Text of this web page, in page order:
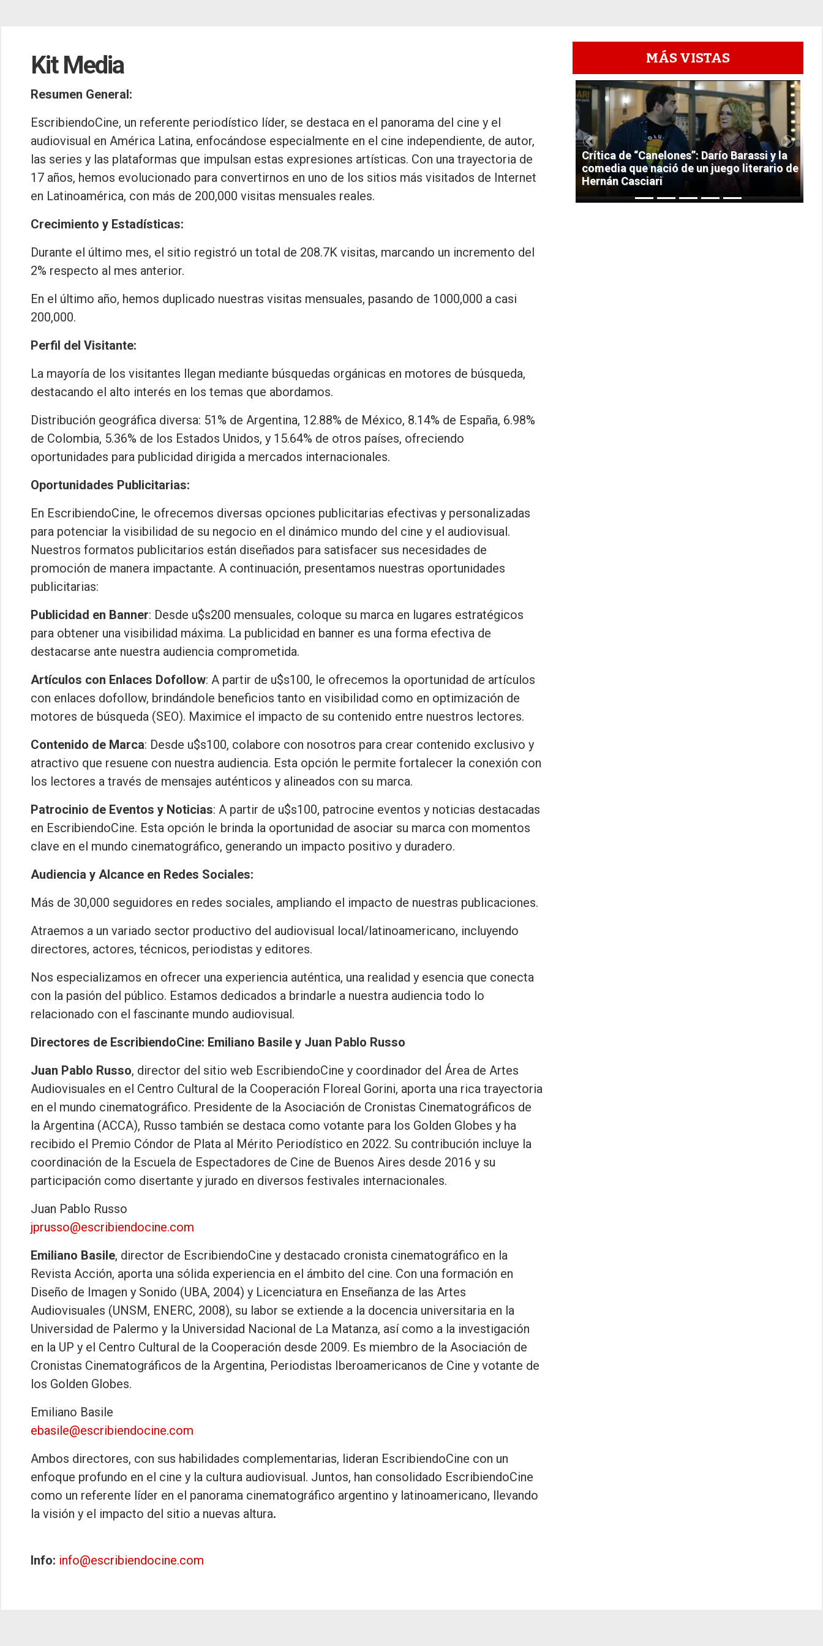
Kit Media
Resumen General:
EscribiendoCine, un referente periodístico líder, se destaca en el panorama del cine y el
audiovisual en América Latina, enfocándose especialmente en el cine independiente, de autor,
las series y las plataformas que impulsan estas expresiones artísticas. Con una trayectoria de
17 años, hemos evolucionado para convertirnos en uno de los sitios más visitados de Internet
en Latinoamérica, con más de 200,000 visitas mensuales reales.
Crecimiento y Estadísticas:
Durante el último mes, el sitio registró un total de 208.7K visitas, marcando un incremento del
2% respecto al mes anterior.
En el último año, hemos duplicado nuestras visitas mensuales, pasando de 1000,000 a casi
200,000.
Perfil del Visitante:
La mayoría de los visitantes llegan mediante búsquedas orgánicas en motores de búsqueda,
destacando el alto interés en los temas que abordamos.
Distribución geográfica diversa: 51% de Argentina, 12.88% de México, 8.14% de España, 6.98%
de Colombia, 5.36% de los Estados Unidos, y 15.64% de otros países, ofreciendo
oportunidades para publicidad dirigida a mercados internacionales.
Oportunidades Publicitarias:
En EscribiendoCine, le ofrecemos diversas opciones publicitarias efectivas y personalizadas
para potenciar la visibilidad de su negocio en el dinámico mundo del cine y el audiovisual.
Nuestros formatos publicitarios están diseñados para satisfacer sus necesidades de
promoción de manera impactante. A continuación, presentamos nuestras oportunidades
publicitarias:
Publicidad en Banner: Desde u$s200 mensuales, coloque su marca en lugares estratégicos
para obtener una visibilidad máxima. La publicidad en banner es una forma efectiva de
destacarse ante nuestra audiencia comprometida.
Artículos con Enlaces Dofollow: A partir de u$s100, le ofrecemos la oportunidad de artículos
con enlaces dofollow, brindándole beneficios tanto en visibilidad como en optimización de
motores de búsqueda (SEO). Maximice el impacto de su contenido entre nuestros lectores.
Contenido de Marca: Desde u$s100, colabore con nosotros para crear contenido exclusivo y
atractivo que resuene con nuestra audiencia. Esta opción le permite fortalecer la conexión con
los lectores a través de mensajes auténticos y alineados con su marca.
Patrocinio de Eventos y Noticias: A partir de u$s100, patrocine eventos y noticias destacadas
en EscribiendoCine. Esta opción le brinda la oportunidad de asociar su marca con momentos
clave en el mundo cinematográfico, generando un impacto positivo y duradero.
Audiencia y Alcance en Redes Sociales:
Más de 30,000 seguidores en redes sociales, ampliando el impacto de nuestras publicaciones.
Atraemos a un variado sector productivo del audiovisual local/latinoamericano, incluyendo
directores, actores, técnicos, periodistas y editores.
Nos especializamos en ofrecer una experiencia auténtica, una realidad y esencia que conecta
con la pasión del público. Estamos dedicados a brindarle a nuestra audiencia todo lo
relacionado con el fascinante mundo audiovisual.
Directores de EscribiendoCine: Emiliano Basile y Juan Pablo Russo
Juan Pablo Russo, director del sitio web EscribiendoCine y coordinador del Área de Artes
Audiovisuales en el Centro Cultural de la Cooperación Floreal Gorini, aporta una rica trayectoria
en el mundo cinematográfico. Presidente de la Asociación de Cronistas Cinematográficos de
la Argentina (ACCA), Russo también se destaca como votante para los Golden Globes y ha
recibido el Premio Cóndor de Plata al Mérito Periodístico en 2022. Su contribución incluye la
coordinación de la Escuela de Espectadores de Cine de Buenos Aires desde 2016 y su
participación como disertante y jurado en diversos festivales internacionales.
Juan Pablo Russo
jprusso@escribiendocine.com
Emiliano Basile, director de EscribiendoCine y destacado cronista cinematográfico en la
Revista Acción, aporta una sólida experiencia en el ámbito del cine. Con una formación en
Diseño de Imagen y Sonido (UBA, 2004) y Licenciatura en Enseñanza de las Artes
Audiovisuales (UNSM, ENERC, 2008), su labor se extiende a la docencia universitaria en la
Universidad de Palermo y la Universidad Nacional de La Matanza, así como a la investigación
en la UP y el Centro Cultural de la Cooperación desde 2009. Es miembro de la Asociación de
Cronistas Cinematográficos de la Argentina, Periodistas Iberoamericanos de Cine y votante de
los Golden Globes.
Emiliano Basile
ebasile@escribiendocine.com
Ambos directores, con sus habilidades complementarias, lideran EscribiendoCine con un
enfoque profundo en el cine y la cultura audiovisual. Juntos, han consolidado EscribiendoCine
como un referente líder en el panorama cinematográfico argentino y latinoamericano, llevando
la visión y el impacto del sitio a nuevas altura.
Info: info@escribiendocine.com
MÁS VISTAS
1
Crítica de “Canelones”: Darío Barassi y la
comedia que nació de un juego literario de
Hernán Casciari
Previous Next